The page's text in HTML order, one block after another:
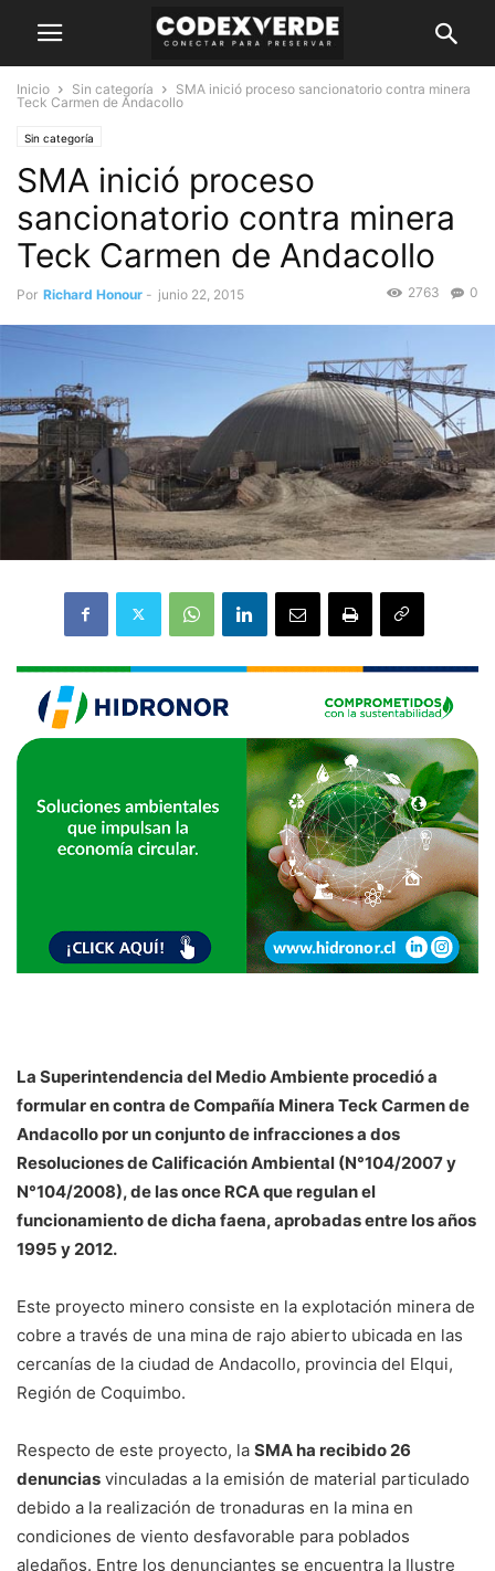
Inicio Sin categoría
SMA inició proceso sancionatorio contra minera
Teck Carmen de Andacollo
Sin categoría
SMA inició proceso
sancionatorio contra minera
Teck Carmen de Andacollo
Por Richard Honour - junio 22, 2015 0
2763
La Superintendencia del Medio Ambiente procedió a
formular en contra de Compañía Minera Teck Carmen de
Andacollo por un conjunto de infracciones a dos
Resoluciones de Calificación Ambiental (N°104/2007 y
N°104/2008), de las once RCA que regulan el
funcionamiento de dicha faena, aprobadas entre los años
1995 y 2012.
Este proyecto minero consiste en la explotación minera de
cobre a través de una mina de rajo abierto ubicada en las
cercanías de la ciudad de Andacollo, provincia del Elqui,
Región de Coquimbo.
Respecto de este proyecto, la SMA ha recibido 26
denuncias vinculadas a la emisión de material particulado
debido a la realización de tronaduras en la mina en
condiciones de viento desfavorable para poblados
aledaños. Entre los denunciantes se encuentra la Ilustre